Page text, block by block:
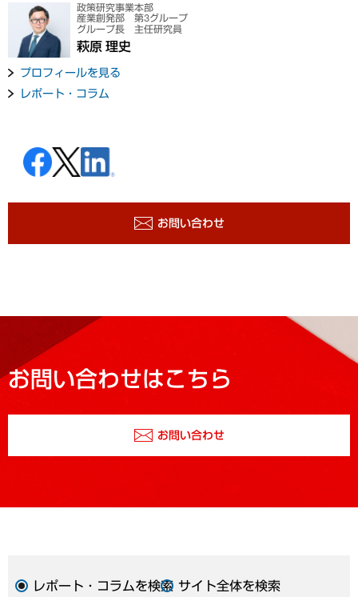
政策研究事業本部
産業創発部 第3グループ
グループ長 主任研究員
萩原 理史
プロフィールを見る
レポート・コラム
お問い合わせ
お問い合わせはこちら
お問い合わせ
レポート・コラムを検索 サイト全体を検索